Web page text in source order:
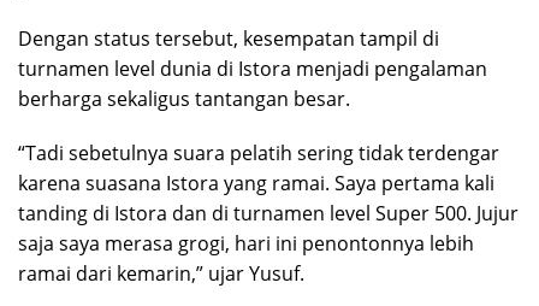
Dengan status tersebut, kesempatan tampil di
turnamen level dunia di Istora menjadi pengalaman
berharga sekaligus tantangan besar.
“Tadi sebetulnya suara pelatih sering tidak terdengar
karena suasana Istora yang ramai. Saya pertama kali
tanding di Istora dan di turnamen level Super 500. Jujur
saja saya merasa grogi, hari ini penontonnya lebih
ramai dari kemarin,” ujar Yusuf.